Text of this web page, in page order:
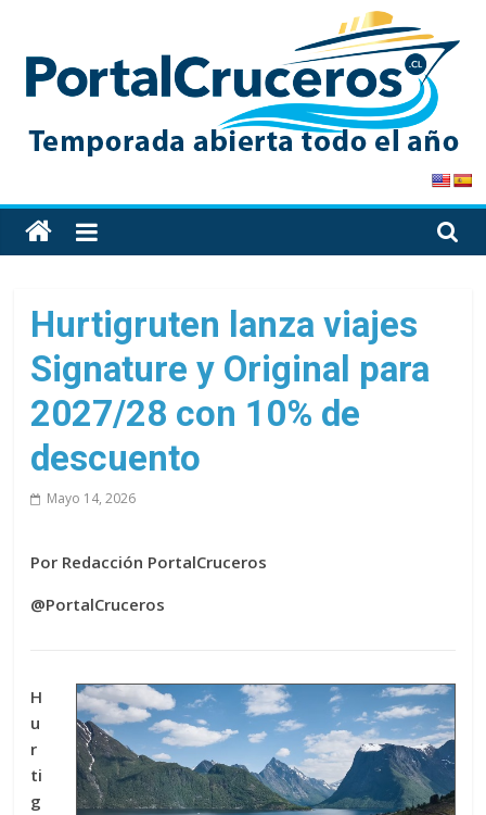
content
PortalCruceros
Toda
la
de
cruceros
en
solo
sitio
Hurtigruten lanza viajes
Signature y Original para
2027/28 con 10% de
descuento
Mayo 14, 2026
Por Redacción PortalCruceros
@PortalCruceros
H
u
r
ti
g